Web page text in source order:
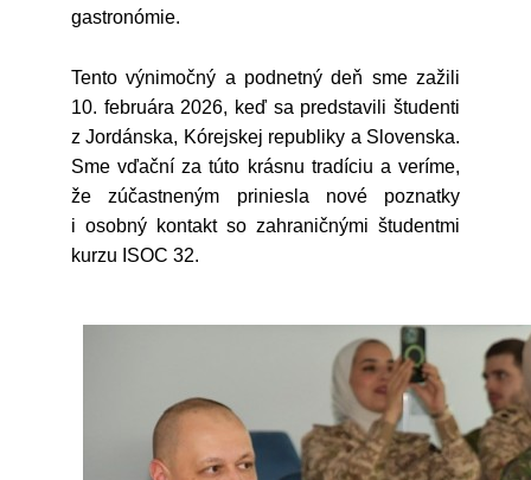
gastronómie.
Tento výnimočný a podnetný deň sme zažili
10. februára 2026, keď sa predstavili študenti
z Jordánska, Kórejskej republiky a Slovenska.
Sme vďační za túto krásnu tradíciu a veríme,
že zúčastneným priniesla nové poznatky
i osobný kontakt so zahraničnými študentmi
kurzu ISOC 32.